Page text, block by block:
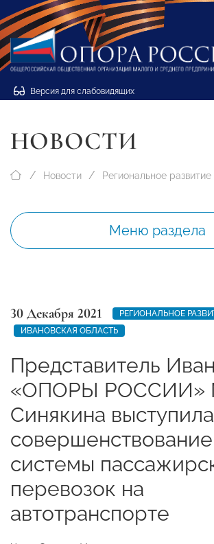
Версия для слабовидящих
НОВОСТИ
Новости Региональное развитие
Меню раздела
30 Декабря 2021
РЕГИОНАЛЬНОЕ
ИВАНОВСКАЯ ОБЛАСТЬ
Представитель
«ОПОРЫ РОССИИ»
Синякина
совершенствование
системы
перевозок на
автотранспорте